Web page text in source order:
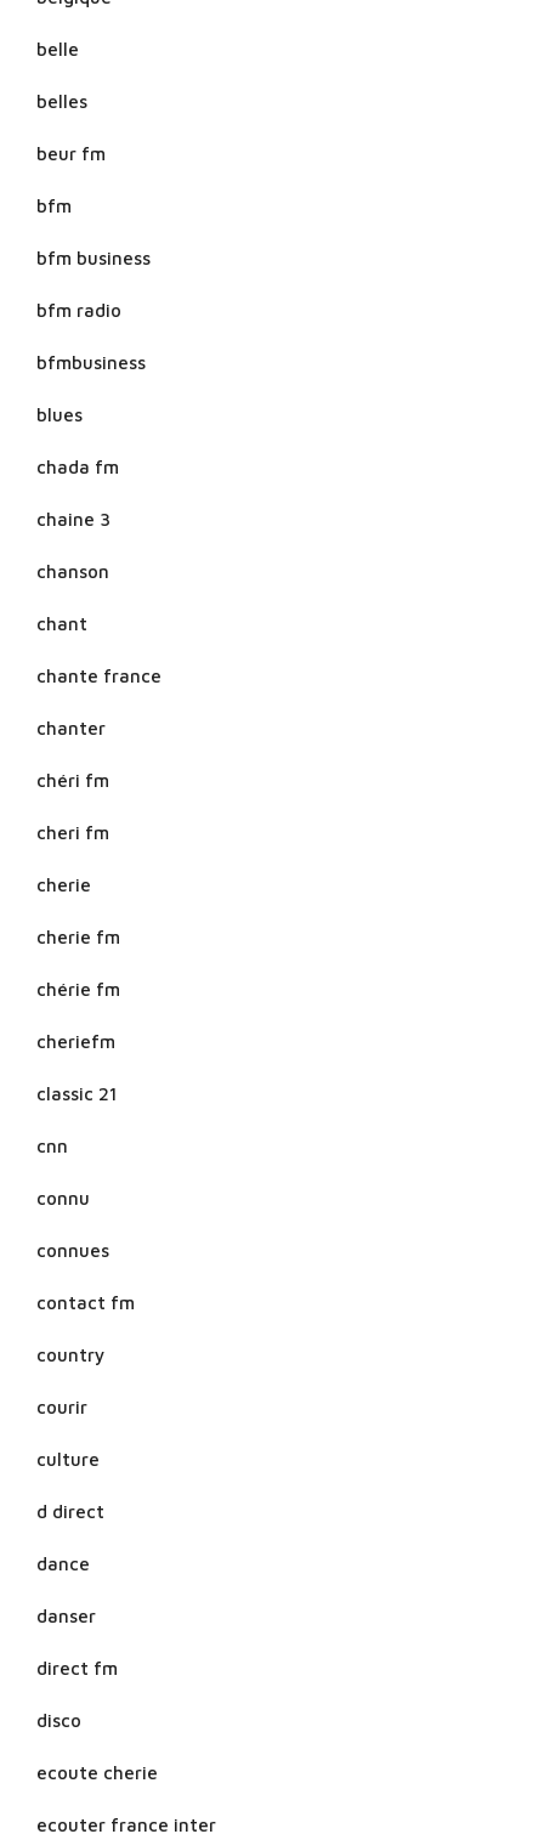
belle
belles
beur fm
bfm
bfm business
bfm radio
bfmbusiness
blues
chada fm
chaine 3
chanson
chant
chante france
chanter
chéri fm
cheri fm
cherie
cherie fm
chérie fm
cheriefm
classic 21
cnn
connu
connues
contact fm
country
courir
culture
d direct
dance
danser
direct fm
disco
ecoute cherie
ecouter france inter